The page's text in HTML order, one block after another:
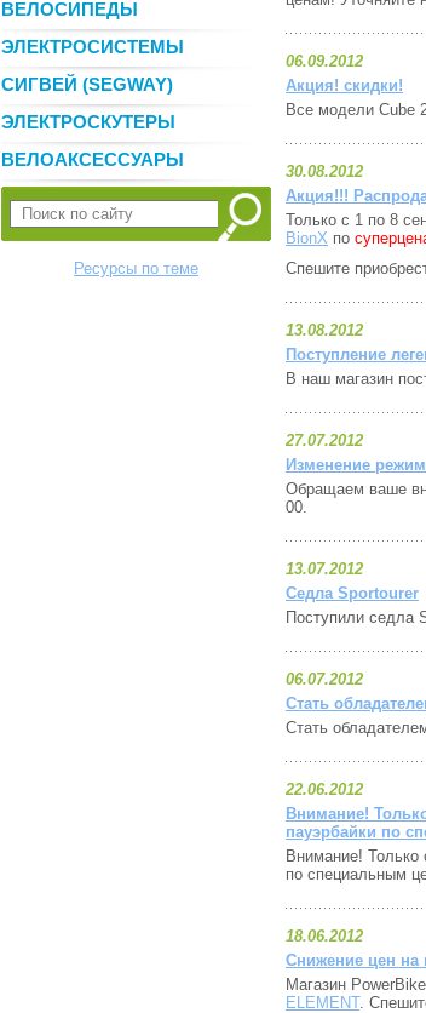
ВЕЛОСИПЕДЫ
ЭЛЕКТРОСИСТЕМЫ
СИГВЕЙ (SEGWAY)
ЭЛЕКТРОСКУТЕРЫ
ВЕЛОАКСЕССУАРЫ
Ресурсы по теме
06.09.2012
Акция! скидки!
Все модели Cube
30.08.2012
Акция!!!
Только с 1 по 8
BionX по
Спешите
13.08.2012
Поступление
В наш магазин
27.07.2012
Изменение
Обращаем ваше
00.
13.07.2012
Седла Sportourer
Поступили седла
06.07.2012
Стать
Стать
22.06.2012
Внимание!
пауэрбайки по
Внимание! Только
по специальным
18.06.2012
Снижение цен на
Магазин
ELEMENT.